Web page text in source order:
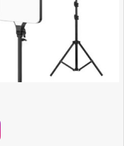
mikrofon za iPhone